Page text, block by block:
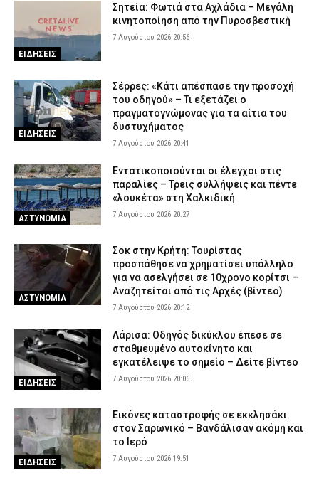
ΕΙΔΗΣΕΙΣ
Σητεία: Φωτιά στα Αχλάδια – Μεγάλη
κινητοποίηση από την Πυροσβεστική
7 Αυγούστου 2026 20:56
ΕΙΔΗΣΕΙΣ
Σέρρες: «Κάτι απέσπασε την προσοχή
του οδηγού» – Τι εξετάζει ο
πραγματογνώμονας για τα αίτια του
δυστυχήματος
7 Αυγούστου 2026 20:41
ΑΣΤΥΝΟΜΙΑ
Εντατικοποιούνται οι έλεγχοι στις
παραλίες – Τρεις συλλήψεις και πέντε
«λουκέτα» στη Χαλκιδική
7 Αυγούστου 2026 20:27
ΑΣΤΥΝΟΜΙΑ
Σοκ στην Κρήτη: Τουρίστας
προσπάθησε να χρηματίσει υπάλληλο
για να ασελγήσει σε 10χρονο κορίτσι –
Αναζητείται από τις Αρχές (βίντεο)
7 Αυγούστου 2026 20:12
ΕΙΔΗΣΕΙΣ
Λάρισα: Οδηγός δικύκλου έπεσε σε
σταθμευμένο αυτοκίνητο και
εγκατέλειψε το σημείο – Δείτε βίντεο
7 Αυγούστου 2026 20:06
ΕΙΔΗΣΕΙΣ
Εικόνες καταστροφής σε εκκλησάκι
στον Σαρωνικό – Βανδάλισαν ακόμη και
το Ιερό
7 Αυγούστου 2026 19:51